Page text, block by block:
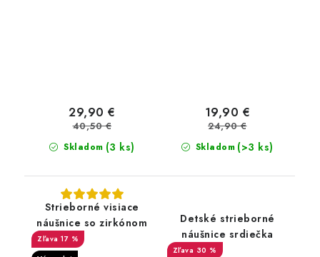
Skladom (3 ks)
29,90 €
40,50 €
Skladom (>3 ks)
19,90 €
24,90 €
Strieborné visiace
náušnice so zirkónom
17 %
Detské strieborné
náušnice srdiečka
30 %